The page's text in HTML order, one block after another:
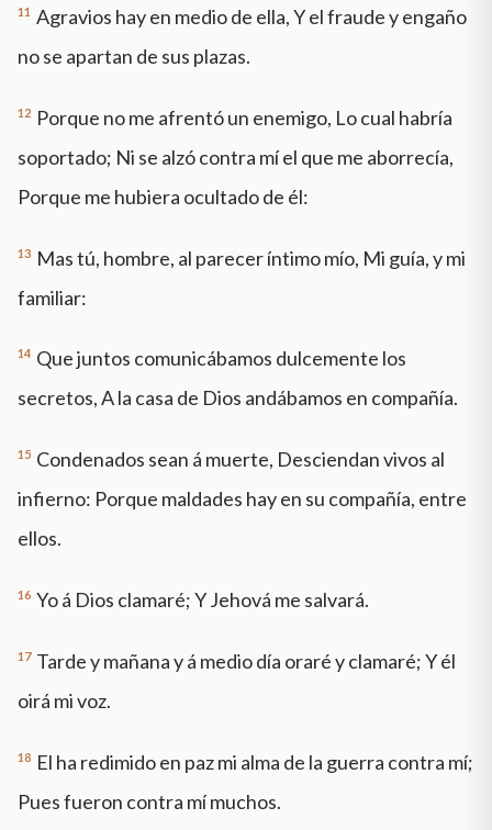
11 Agravios hay en medio de ella, Y el fraude y engaño
no se apartan de sus plazas.
12 Porque no me afrentó un enemigo, Lo cual habría
soportado; Ni se alzó contra mí el que me aborrecía,
Porque me hubiera ocultado de él:
13 Mas tú, hombre, al parecer íntimo mío, Mi guía, y mi
familiar:
14 Que juntos comunicábamos dulcemente los
secretos, A la casa de Dios andábamos en compañía.
15 Condenados sean á muerte, Desciendan vivos al
infierno: Porque maldades hay en su compañía, entre
ellos.
16 Yo á Dios clamaré; Y Jehová me salvará.
17 Tarde y mañana y á medio día oraré y clamaré; Y él
oirá mi voz.
18 El ha redimido en paz mi alma de la guerra contra mí;
Pues fueron contra mí muchos.